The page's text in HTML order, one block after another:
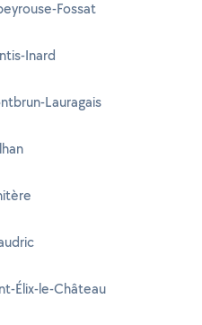
Fossat
Inard
Lauragais
Élix-le-Château